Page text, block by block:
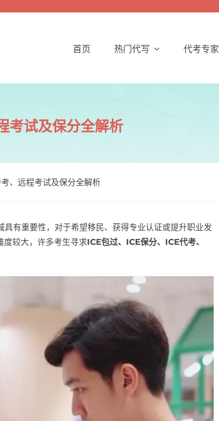
首页 热门代写 代考专家
考试及保分全解析
、远程考试及保分全解析
重要性，对于希望移民、获得专业认证或提升职业发
度较大，许多考生寻求ICE包过、ICE保分、ICE代考、